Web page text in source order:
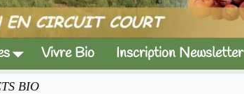
Vivre Bio Inscription Newsletter
BIO